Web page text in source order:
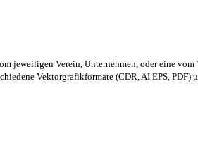
jeweiligen Verein, Unternehmen, oder eine vom
Vektorgrafikformate (CDR, AI EPS, PDF)